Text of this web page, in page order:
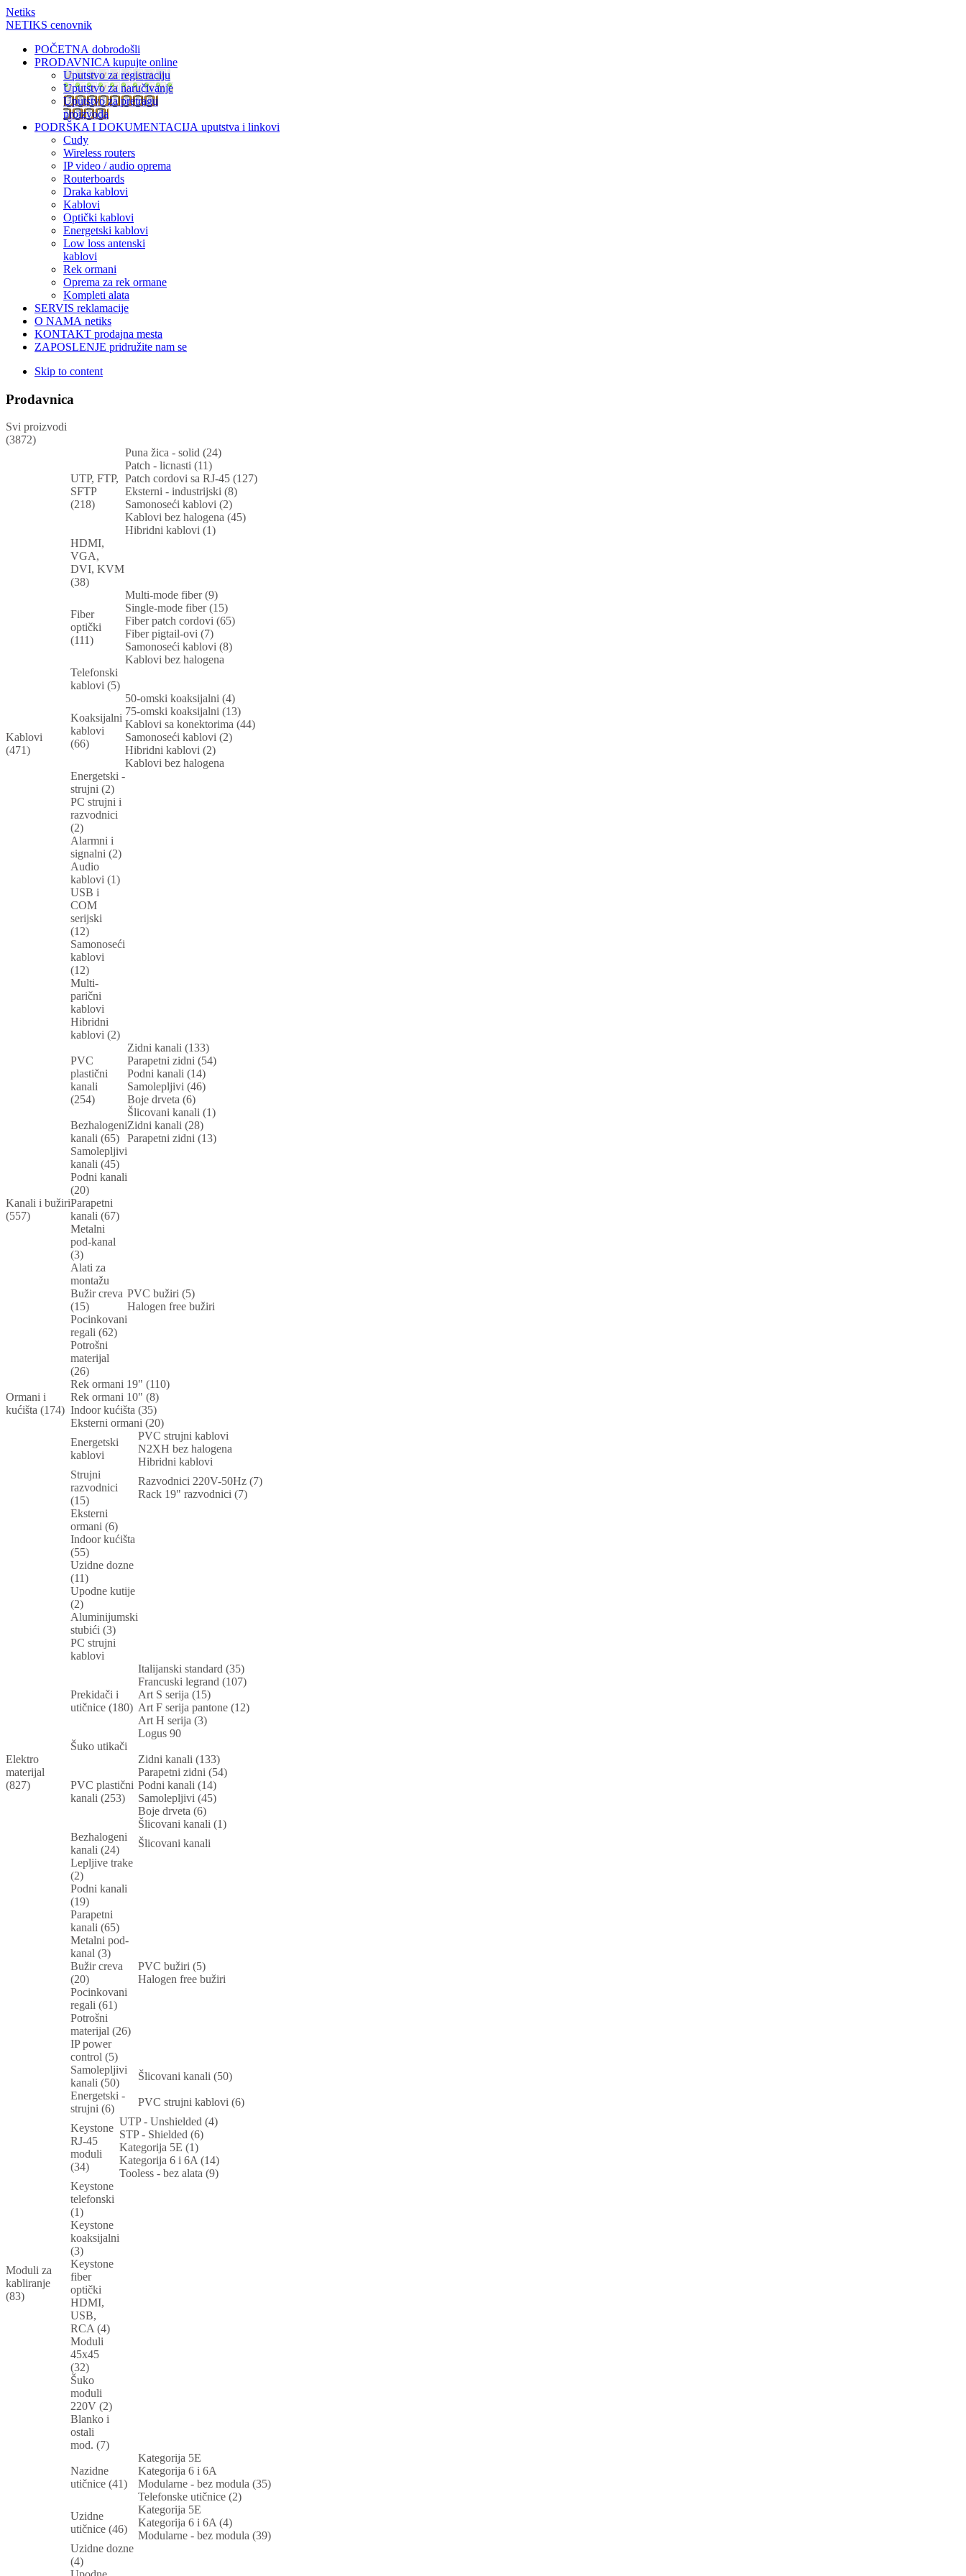
Netiks
NETIKS cenovnik
POČETNA dobrodošli
PRODAVNICA kupujte online
Uputstvo za registraciju
Uputstvo za naručivanje
Uputstvo za pretragu
proizvoda
PODRŠKA I DOKUMENTACIJA uputstva i linkovi
Cudy
Wireless routers
IP video / audio oprema
Routerboards
Draka kablovi
Kablovi
Optički kablovi
Energetski kablovi
Low loss antenski
kablovi
Rek ormani
Oprema za rek ormane
Kompleti alata
SERVIS reklamacije
O NAMA netiks
KONTAKT prodajna mesta
ZAPOSLENJE pridružite nam se
Skip to content
Prodavnica
Svi proizvodi
(3872)
Kablovi
(471)
UTP, FTP,
SFTP
(218)
Puna žica - solid (24)
Patch - licnasti (11)
Patch cordovi sa RJ-45 (127)
Eksterni - industrijski (8)
Samonoseći kablovi (2)
Kablovi bez halogena (45)
Hibridni kablovi (1)
HDMI,
VGA,
DVI, KVM
(38)
Fiber
optički
(111)
Multi-mode fiber (9)
Single-mode fiber (15)
Fiber patch cordovi (65)
Fiber pigtail-ovi (7)
Samonoseći kablovi (8)
Kablovi bez halogena
Telefonski
kablovi (5)
Koaksijalni
kablovi
(66)
50-omski koaksijalni (4)
75-omski koaksijalni (13)
Kablovi sa konektorima (44)
Samonoseći kablovi (2)
Hibridni kablovi (2)
Kablovi bez halogena
Energetski -
strujni (2)
PC strujni i
razvodnici
(2)
Alarmni i
signalni (2)
Audio
kablovi (1)
USB i
COM
serijski
(12)
Samonoseći
kablovi
(12)
Multi-
parični
kablovi
Hibridni
kablovi (2)
Kanali i bužiri
(557)
PVC
plastični
kanali
(254)
Zidni kanali (133)
Parapetni zidni (54)
Podni kanali (14)
Samolepljivi (46)
Boje drveta (6)
Šlicovani kanali (1)
Bezhalogeni
kanali (65)
Zidni kanali (28)
Parapetni zidni (13)
Samolepljivi
kanali (45)
Podni kanali
(20)
Parapetni
kanali (67)
Metalni
pod-kanal
(3)
Alati za
montažu
Bužir creva
(15)
PVC bužiri (5)
Halogen free bužiri
Pocinkovani
regali (62)
Potrošni
materijal
(26)
Ormani i
kućišta (174)
Rek ormani 19" (110)
Rek ormani 10" (8)
Indoor kućišta (35)
Eksterni ormani (20)
Elektro
materijal
(827)
Energetski
kablovi
PVC strujni kablovi
N2XH bez halogena
Hibridni kablovi
Strujni
razvodnici
(15)
Razvodnici 220V-50Hz (7)
Rack 19" razvodnici (7)
Eksterni
ormani (6)
Indoor kućišta
(55)
Uzidne dozne
(11)
Upodne kutije
(2)
Aluminijumski
stubići (3)
PC strujni
kablovi
Prekidači i
utičnice (180)
Italijanski standard (35)
Francuski legrand (107)
Art S serija (15)
Art F serija pantone (12)
Art H serija (3)
Logus 90
Šuko utikači
PVC plastični
kanali (253)
Zidni kanali (133)
Parapetni zidni (54)
Podni kanali (14)
Samolepljivi (45)
Boje drveta (6)
Šlicovani kanali (1)
Bezhalogeni
kanali (24)
Šlicovani kanali
Lepljive trake
(2)
Podni kanali
(19)
Parapetni
kanali (65)
Metalni pod-
kanal (3)
Bužir creva
(20)
PVC bužiri (5)
Halogen free bužiri
Pocinkovani
regali (61)
Potrošni
materijal (26)
IP power
control (5)
Samolepljivi
kanali (50)
Šlicovani kanali (50)
Energetski -
strujni (6)
PVC strujni kablovi (6)
Moduli za
kabliranje
(83)
Keystone
RJ-45
moduli
(34)
UTP - Unshielded (4)
STP - Shielded (6)
Kategorija 5E (1)
Kategorija 6 i 6A (14)
Tooless - bez alata (9)
Keystone
telefonski
(1)
Keystone
koaksijalni
(3)
Keystone
fiber
optički
HDMI,
USB,
RCA (4)
Moduli
45x45
(32)
Šuko
moduli
220V (2)
Blanko i
ostali
mod. (7)
Nazidne
utičnice (41)
Kategorija 5E
Kategorija 6 i 6A
Modularne - bez modula (35)
Telefonske utičnice (2)
Uzidne
utičnice (46)
Kategorija 5E
Kategorija 6 i 6A (4)
Modularne - bez modula (39)
Uzidne dozne
(4)